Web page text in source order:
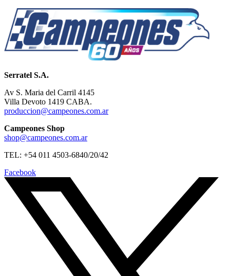
Serratel S.A.
Av S. Maria del Carril 4145
Villa Devoto 1419 CABA.
produccion@campeones.com.ar
Campeones Shop
shop@campeones.com.ar
TEL: +54 011 4503-6840/20/42
Facebook